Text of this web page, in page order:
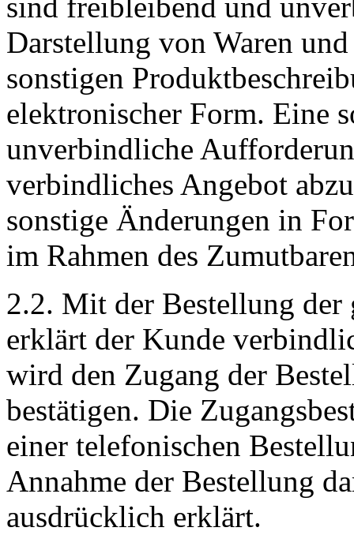
sind freibleibend und
Darstellung von Waren
sonstigen
elektronischer Form. Eine
unverbindliche
verbindliches Angebot
sonstige Änderungen in
im Rahmen des
2.2. Mit der Bestellung der
erklärt der Kunde
wird den Zugang der
bestätigen. Die
einer telefonischen
Annahme der Bestellung
ausdrücklich erklärt.